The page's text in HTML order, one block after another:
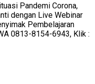
Pandemi Corona,
dengan Live Webinar
Pembelajaran
0813-8154-6943, Klik :